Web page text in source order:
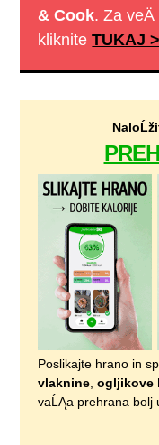
& Cook. Za
klikniteTUKAJ
Poslikajte hrano in
vlaknine,ogljikove
vaĹĄa prehrana bolj